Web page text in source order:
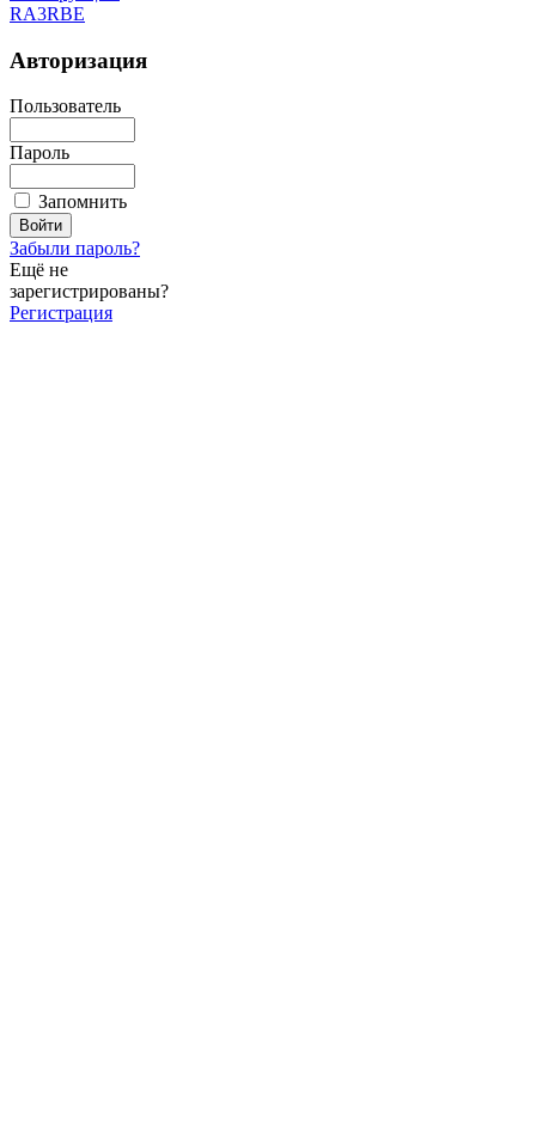
RA3RBE
Авторизация
Пользователь
Пароль
Запомнить
Забыли пароль?
Ещё не
зарегистрированы?
Регистрация